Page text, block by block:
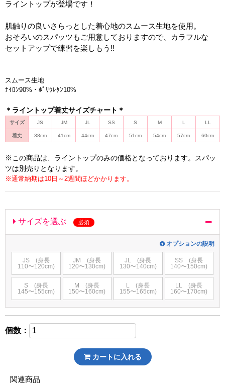
ライントップが登場です！
肌触りの良いさらっとした着心地のスムース生地を使用。
おそろいのスパッツもご用意しておりますので、カラフルな
セットアップで練習を楽しもう!!
スムース生地
ﾅｲﾛﾝ90%・ﾎﾟﾘｳﾚﾀﾝ10%
＊ライントップ着丈サイズチャート＊
サイズ JS JM JL SS S M L LL
着丈 38cm 41cm 44cm 47cm 51cm 54cm 57cm 60cm
※この商品は、ライントップのみの価格となっております。スパッ
ツは別売りとなります。
※通常納期は10日～2週間ほどかかります。
サイズを選ぶ 必須
オプションの説明
JS (身長
110〜120cm)
JM (身長
120〜130cm)
JL (身長
130〜140cm)
SS (身長
140〜150cm)
S (身長
145〜155cm)
M (身長
150〜160cm)
L (身長
155〜165cm)
LL (身長
160〜170cm)
個数：
カートに入れる
関連商品